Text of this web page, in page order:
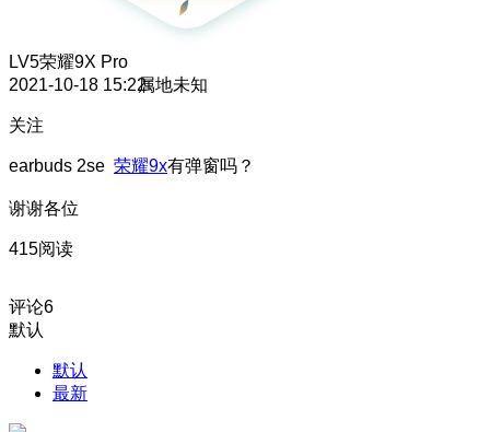
LV5荣耀9X Pro
2021-10-18 15:22属地未知
关注
earbuds 2se 荣耀9x有弹窗吗？
谢谢各位
415阅读
评论6
默认
默认
最新